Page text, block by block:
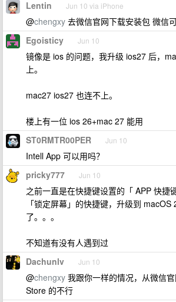
Lentin Jun 10 via iPhone
@chengxy 去微信官网下载安装包 微信
Egoisticy Jun 10
镜像是 ios 的问题，我升级 ios27 后，
上。
mac27 ios27 也连不上。
楼上有一位 ios 26+mac 27 能用
ST0RMTR00PER Jun 10
Intell App 可以用吗？
pricky777 Jun 10
之前一直是在快捷键设置的「 APP 快捷
「锁定屏幕」的快捷键，升级到
了。。。
不知道有没有人遇到过
Dachunlv Jun 10
@chengxy 我跟你一样的情况，从微信
Store 的不行